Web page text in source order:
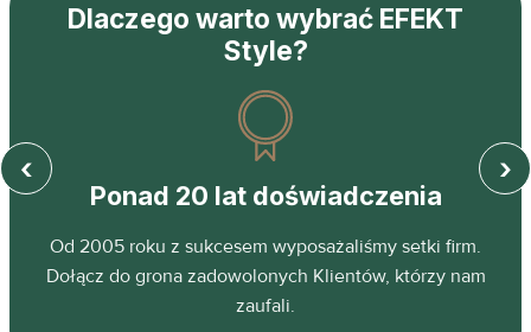
Dlaczego warto wybrać EFEKT
Style?
Ponad 20 lat doświadczenia
Od 2005 roku z sukcesem wyposażaliśmy setki firm.
Dołącz do grona zadowolonych Klientów, którzy nam
zaufali.
‹ ›